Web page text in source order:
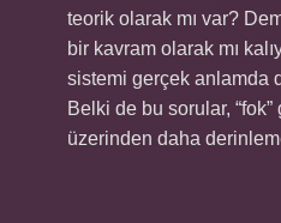
teorik olarak mı var?
bir kavram olarak mı
sistemi gerçek anlamda
Belki de bu sorular,
üzerinden daha